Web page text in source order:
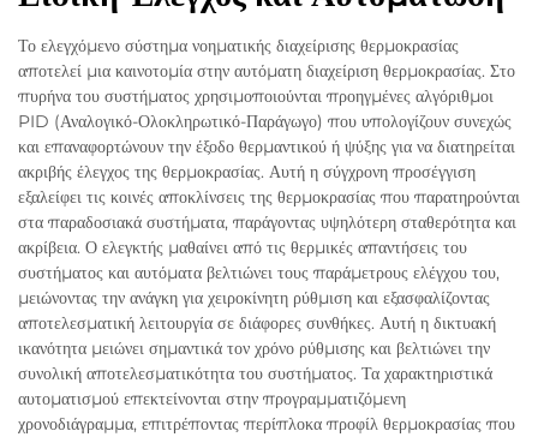
Το ελεγχόμενο σύστημα νοηματικής διαχείρισης θερμοκρασίας
αποτελεί μια καινοτομία στην αυτόματη διαχείριση θερμοκρασίας. Στο
πυρήνα του συστήματος χρησιμοποιούνται προηγμένες αλγόριθμοι
PID (Αναλογικό-Ολοκληρωτικό-Παράγωγο) που υπολογίζουν συνεχώς
και επαναφορτώνουν την έξοδο θερμαντικού ή ψύξης για να διατηρείται
ακριβής έλεγχος της θερμοκρασίας. Αυτή η σύγχρονη προσέγγιση
εξαλείφει τις κοινές αποκλίνσεις της θερμοκρασίας που παρατηρούνται
στα παραδοσιακά συστήματα, παράγοντας υψηλότερη σταθερότητα και
ακρίβεια. Ο ελεγκτής μαθαίνει από τις θερμικές απαντήσεις του
συστήματος και αυτόματα βελτιώνει τους παράμετρους ελέγχου του,
μειώνοντας την ανάγκη για χειροκίνητη ρύθμιση και εξασφαλίζοντας
αποτελεσματική λειτουργία σε διάφορες συνθήκες. Αυτή η δικτυακή
ικανότητα μειώνει σημαντικά τον χρόνο ρύθμισης και βελτιώνει την
συνολική αποτελεσματικότητα του συστήματος. Τα χαρακτηριστικά
αυτοματισμού επεκτείνονται στην προγραμματιζόμενη
χρονοδιάγραμμα, επιτρέποντας περίπλοκα προφίλ θερμοκρασίας που